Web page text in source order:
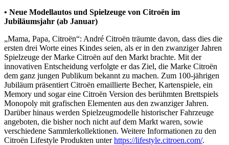
• Neue Modellautos und Spielzeuge von Citroën im
Jubiläumsjahr (ab Januar)
„Mama, Papa, Citroën“: André Citroën träumte davon, dass dies die
ersten drei Worte eines Kindes seien, als er in den zwanziger Jahren
Spielzeuge der Marke Citroën auf den Markt brachte. Mit der
innovativen Entscheidung verfolgte er das Ziel, die Marke Citroën
dem ganz jungen Publikum bekannt zu machen. Zum 100-jährigen
Jubiläum präsentiert Citroën emaillierte Becher, Kartenspiele, ein
Memory und sogar eine Citroën Version des berühmten Brettspiels
Monopoly mit grafischen Elementen aus den zwanziger Jahren.
Darüber hinaus werden Spielzeugmodelle historischer Fahrzeuge
angeboten, die bisher noch nicht auf dem Markt waren, sowie
verschiedene Sammlerkollektionen. Weitere Informationen zu den
Citroën Lifestyle Produkten unterhttps://lifestyle.citroen.com/.